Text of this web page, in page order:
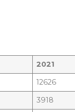
2021
12626
3918